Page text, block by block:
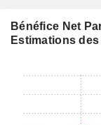
Bénéfice Net
Estimations